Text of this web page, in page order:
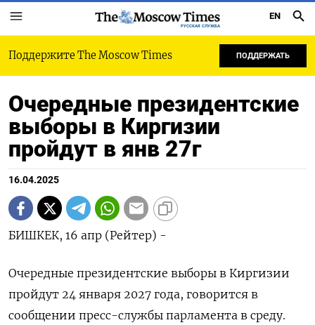
РУССКАЯ СЛУЖБА
EN
Поддержите The Moscow Times ПОДДЕРЖАТЬ
Очередные президентские
выборы в Киргизии
пройдут в янв 27г
16.04.2025
БИШКЕК, 16 апр (Рейтер) -
Очередные президентские выборы в Киргизии
пройдут 24 января 2027 года, говорится в
сообщении пресс-службы парламента в среду.